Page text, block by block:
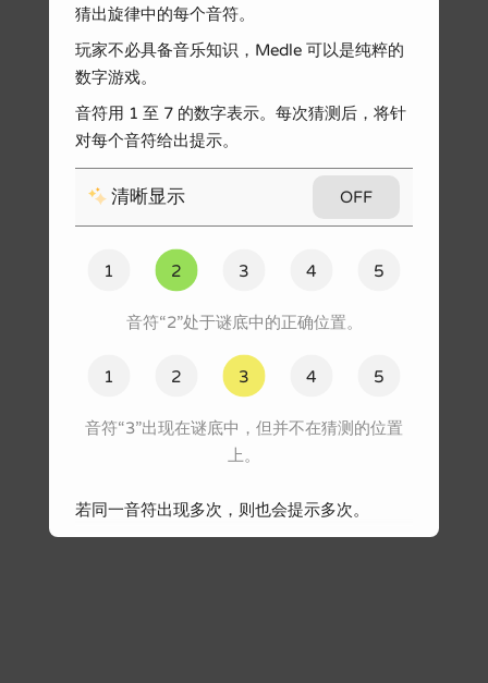

试试打开声音吧~
猜出旋律中的每个音符。
玩家不必具备音乐知识，Medle 可以是纯粹的
数字游戏。
音符用 1 至 7 的数字表示。每次猜测后，将针
对每个音符给出提示。
✨ 清晰显示 OFF
音符“2”处于谜底中的正确位置。
音符“3”出现在谜底中，但并不在猜测的位置
上。
若同一音符出现多次，则也会提示多次。

#170
#171
#172
#174
#175
#176
#178
节拍提示
深色主题
清晰显示
界面语言
程序源码 依照木兰公共许可证分发